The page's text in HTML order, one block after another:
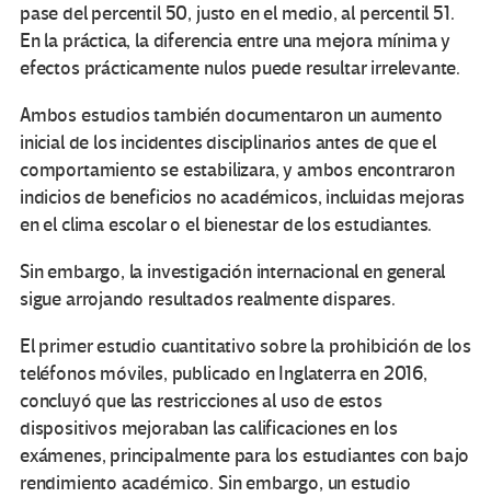
pase del percentil 50, justo en el medio, al percentil 51.
En la práctica, la diferencia entre una mejora mínima y
efectos prácticamente nulos puede resultar irrelevante.
Ambos estudios también documentaron un aumento
inicial de los incidentes disciplinarios antes de que el
comportamiento se estabilizara, y ambos encontraron
indicios de beneficios no académicos, incluidas mejoras
en el clima escolar o el bienestar de los estudiantes.
Sin embargo, la investigación internacional en general
sigue arrojando resultados realmente dispares.
El primer estudio cuantitativo sobre la prohibición de los
teléfonos móviles, publicado en Inglaterra en 2016,
concluyó que las restricciones al uso de estos
dispositivos mejoraban las calificaciones en los
exámenes, principalmente para los estudiantes con bajo
rendimiento académico. Sin embargo, un estudio